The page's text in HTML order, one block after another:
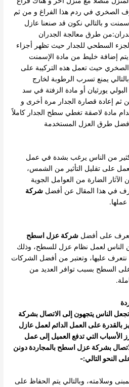
الصخري في ردم هذا الفراغ و من ثم
و بالتالي نكون قد صنعنا عازل
طرق معالجة الجدران
السطحي للجدار حيث تظهر أجزاء
إضافة خليط من مادة الإسمنت
حيث تعمل هذه التركيبة على
يمنع تسرب الرطوبة لخارج
يورثيان أو مادة الزفتة في سد
ثم إعادة قصارة الجدار مرة أخرى و
مادة لاصقة تغطي سطح الجدار كاملاً
أفضل طرق العزل المستخدمة
من الناس يرغب بشدة في عمل
على تقليل التأثير من الشمس،
الضارة من العوامل الجوية
في هذا المقال عن أفضلشركة
على أفضلشركة عزل اسطح
الناس لعمل نظام عزل للسطح، وذلك
عليها، وتعتبر من أفضل الشركات
السطح بسبب توافر العديد من
الناس يتجهون إلى الاتصال بشركة
بالقدرة على العمل الدائم لعمل عازل
التي تدفع العميل إلى عمل
بشركة عزل اسطح بالمجاردة دونن
النحو التالي:-
وسلامته، وبالتالي يتم الحفاظ على